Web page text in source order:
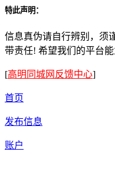
特此声明：
信息真伪请自行辨别，须
带责任! 希望我们的平台
[高明同城网反馈中心]
首页
发布信息
账户